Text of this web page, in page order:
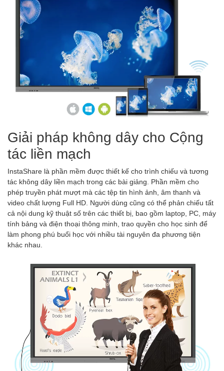
Giải pháp không dây cho Cộng
tác liền mạch
InstaShare là phần mềm được thiết kế cho trình chiếu và tương
tác không dây liền mạch trong các bài giảng. Phần mềm cho
phép truyền phát mượt mà các tệp tin hình ảnh, âm thanh và
video chất lượng Full HD. Người dùng cũng có thể phản chiếu tất
cả nội dung kỹ thuật số trên các thiết bị, bao gồm laptop, PC, máy
tính bảng và điện thoại thông minh, trao quyền cho học sinh để
làm phong phú buổi học với nhiều tài nguyên đa phương tiện
khác nhau.